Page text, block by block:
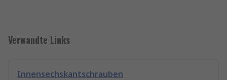
Verwandte Links
Innensechskantschrauben